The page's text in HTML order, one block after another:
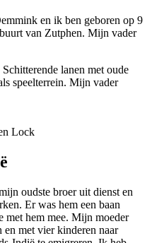
en ik ben geboren op 9
van Zutphen. Mijn vader
lanen met oude
speelterrein. Mijn vader
Lock
oudste broer uit dienst en
Er was hem een baan
met hem mee. Mijn moeder
en met vier kinderen naar